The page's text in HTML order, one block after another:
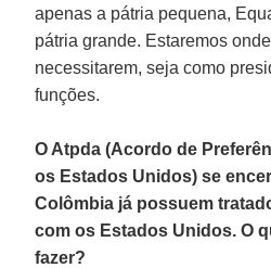
apenas a pátria pequena,
pátria grande. Estaremos
necessitarem, seja como
funções.
O Atpda (Acordo de
os Estados Unidos) se
Colômbia já possuem
com os Estados Unidos. O
fazer?